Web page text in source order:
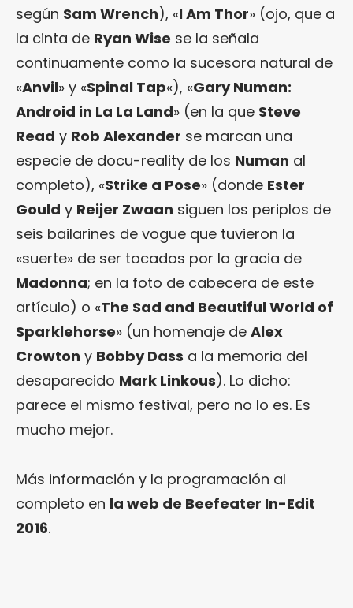
según Sam Wrench), «I Am Thor» (ojo, que a
la cinta de Ryan Wise se la señala
continuamente como la sucesora natural de
«Anvil» y «Spinal Tap«), «Gary Numan:
Android in La La Land» (en la que Steve
Read y Rob Alexander se marcan una
especie de docu-reality de los Numan al
completo), «Strike a Pose» (donde Ester
Gould y Reijer Zwaan siguen los periplos de
seis bailarines de vogue que tuvieron la
«suerte» de ser tocados por la gracia de
Madonna; en la foto de cabecera de este
artículo) o «The Sad and Beautiful World of
Sparklehorse» (un homenaje de Alex
Crowton y Bobby Dass a la memoria del
desaparecido Mark Linkous). Lo dicho:
parece el mismo festival, pero no lo es. Es
mucho mejor.
Más información y la programación al
completo en la web de Beefeater In-Edit
2016.